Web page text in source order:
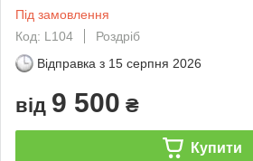
Під замовлення
Код: L104
Роздріб
Відправка з 15 серпня 2026
від 9 500 ₴
Купити